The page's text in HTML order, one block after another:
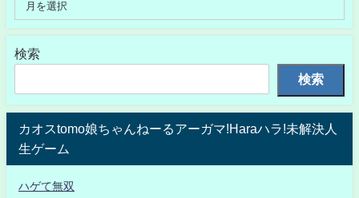
検索
検索
カオスtomo娘ちゃんねーるアーガマ!Haraハラ!未解決人
生ゲーム
ハゲて無双